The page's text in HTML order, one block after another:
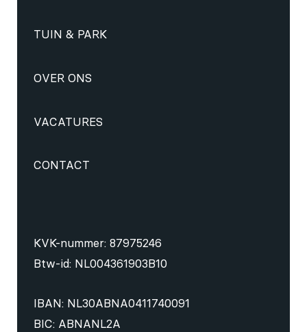
TUIN & PARK
OVER ONS
VACATURES
CONTACT
KVK-nummer: 87975246
Btw-id: NL004361903B10
IBAN: NL30ABNA0411740091
BIC: ABNANL2A